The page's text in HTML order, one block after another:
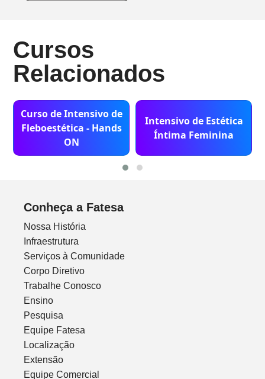
Cursos
Relacionados
Curso de Intensivo de
Fleboestética - Hands
ON
Intensivo de Estética
Íntima Feminina
Conheça a Fatesa
Nossa História
Infraestrutura
Serviços à Comunidade
Corpo Diretivo
Trabalhe Conosco
Ensino
Pesquisa
Equipe Fatesa
Localização
Extensão
Equipe Comercial